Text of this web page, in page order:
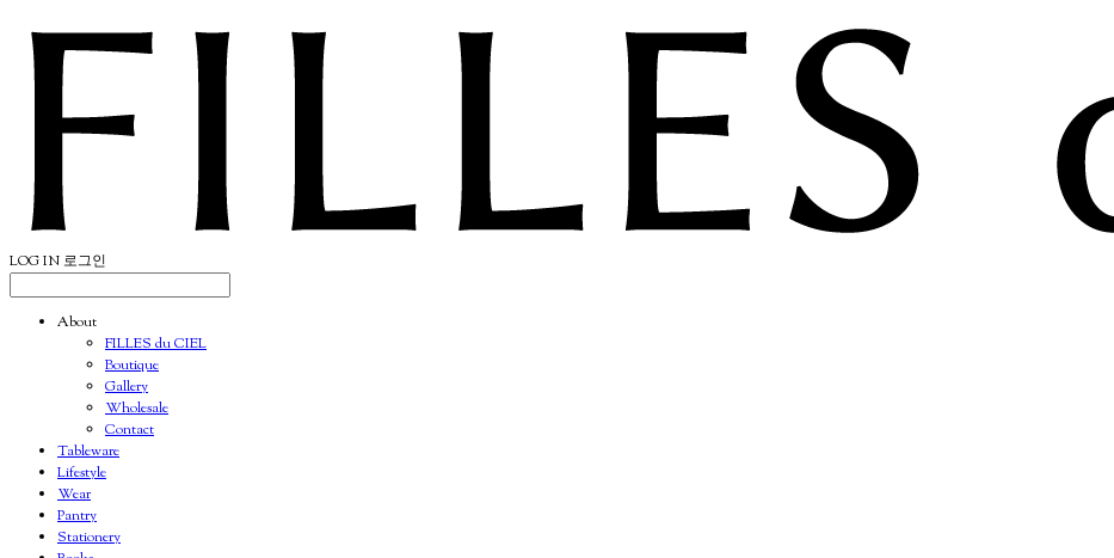
LOG IN 로그인
About
FILLES du CIEL
Boutique
Gallery
Wholesale
Contact
Tableware
Lifestyle
Wear
Pantry
Stationery